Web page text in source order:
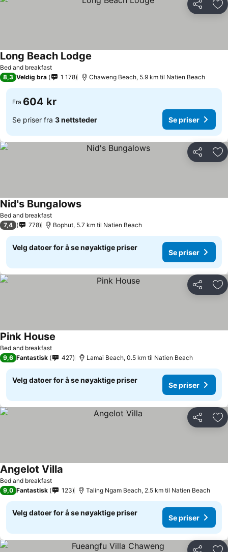
Del
Bed and breakfast
Long Beach Lodge
8,3 Veldig bra 1 178 Chaweng Beach, 5.9 km til Natien Beach
Fra 604 kr
Se priser fra 3 nettsteder Se priser
Del
Bed and breakfast
Nid's Bungalows
7,4 778 Bophut, 5.7 km til Natien Beach
Velg datoer for å se nøyaktige priser
Se priser
Del
Bed and breakfast
Pink House
9,6 Fantastisk 427 Lamai Beach, 0.5 km til Natien Beach
Velg datoer for å se nøyaktige priser
Se priser
Del
Bed and breakfast
Angelot Villa
9,0 Fantastisk 123 Taling Ngam Beach, 2.5 km til Natien Beach
Velg datoer for å se nøyaktige priser
Se priser